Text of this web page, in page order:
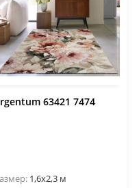
63421 7474
1,6x2,3 м